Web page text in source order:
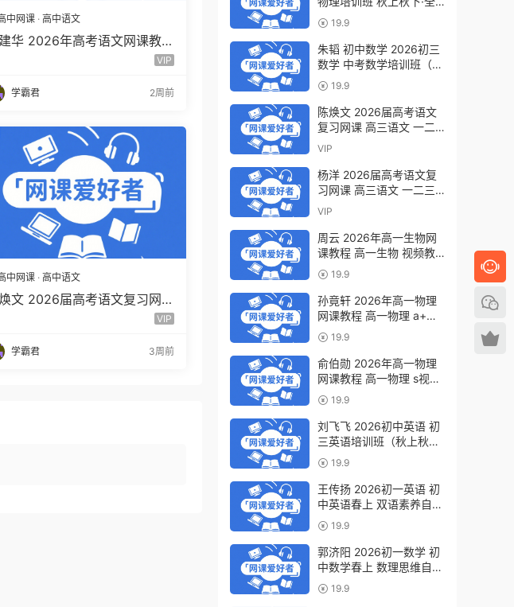
中网课 ·高中语文
华 2026年高考语文网课教
高三语文 a+二三轮复习视频VIP
学霸君 2周前
中网课 ·高中语文
文 2026届高考语文复习网
高三语文 一二三轮视频课程全
VIP
学霸君 3周前
国版·S 百度网盘下载
19.9
朱韬 初中数学 2026初三
数学 中考数学培训班（秋
上秋下·全国版·S）百度网
盘下载
19.9
陈焕文 2026届高考语文
复习网课 高三语文 一二
三轮视频课程全年班 百度
VIP
杨洋 2026届高考语文复
习网课 高三语文 一二三
轮视频教程全年班 百度网
VIP
周云 2026年高一生物网
课教程 高一生物 视频教
程下学期寒春班 百度网盘
下载
19.9
孙竟轩 2026年高一物理
网课教程 高一物理 a+视
频教程下学期寒春班 百度
网盘下载
19.9
俞伯勋 2026年高一物理
网课教程 高一物理 s视频
教程下学期寒春班 百度网
盘下载
19.9
刘飞飞 2026初中英语 初
三英语培训班（秋上秋下·
全国版·A+）百度网盘下
载
19.9
王传扬 2026初一英语 初
中英语春上 双语素养自主
学习·TY·A+（三期）百度
网盘下载
19.9
郭济阳 2026初一数学 初
中数学春上 数理思维自主
学习·BS（一期）百度网
盘下载
19.9